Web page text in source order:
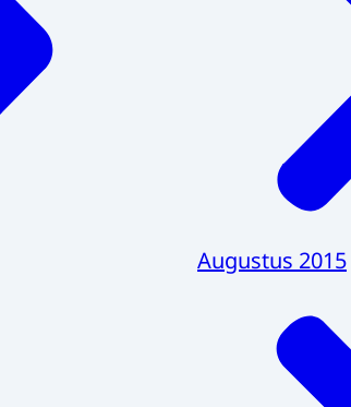
Augustus 2015